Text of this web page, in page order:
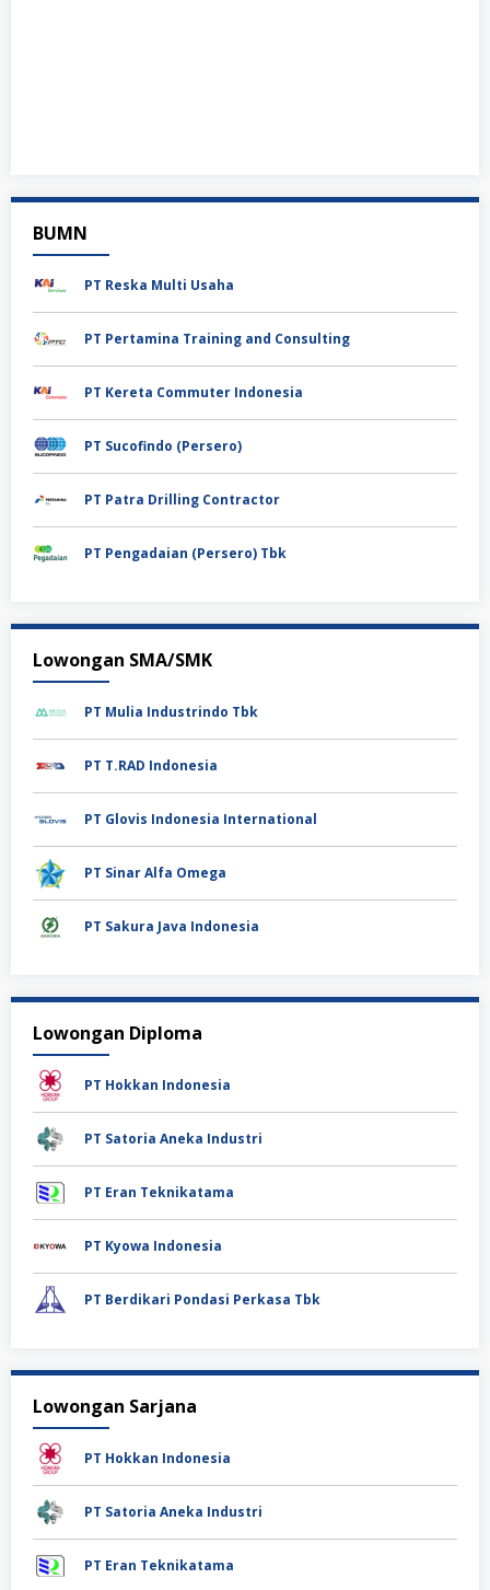
BUMN
PT Reska Multi Usaha
PT Pertamina Training and Consulting
PT Kereta Commuter Indonesia
PT Sucofindo (Persero)
PT Patra Drilling Contractor
PT Pengadaian (Persero) Tbk
Lowongan SMA/SMK
PT Mulia Industrindo Tbk
PT T.RAD Indonesia
PT Glovis Indonesia International
PT Sinar Alfa Omega
PT Sakura Java Indonesia
Lowongan Diploma
PT Hokkan Indonesia
PT Satoria Aneka Industri
PT Eran Teknikatama
PT Kyowa Indonesia
PT Berdikari Pondasi Perkasa Tbk
Lowongan Sarjana
PT Hokkan Indonesia
PT Satoria Aneka Industri
PT Eran Teknikatama